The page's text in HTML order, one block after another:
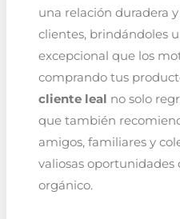
una relación duradera
clientes, brindándoles
excepcional que los
comprando tus
cliente leal no solo
que también
amigos, familiares y
valiosas
orgánico.